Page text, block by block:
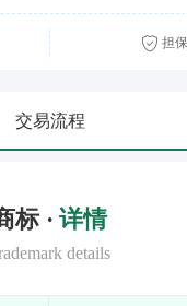
担
交易流程
标 · 详情
details